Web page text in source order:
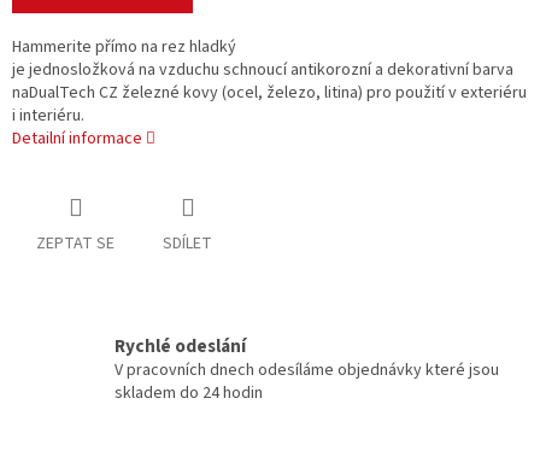
Hammerite přímo na rez hladký
je jednosložková na vzduchu schnoucí antikorozní a dekorativní barva
naDualTech CZ železné kovy (ocel, železo, litina) pro použití v exteriéru
i interiéru.
Detailní informace
ZEPTAT SE SDÍLET
Rychlé odeslání
V pracovních dnech odesíláme objednávky které jsou
skladem do 24 hodin